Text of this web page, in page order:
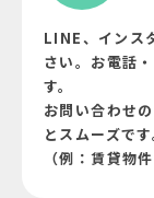
LINE、イン
さい。お電話
す。
お問い合わせ
とスムーズです
（例：賃貸物